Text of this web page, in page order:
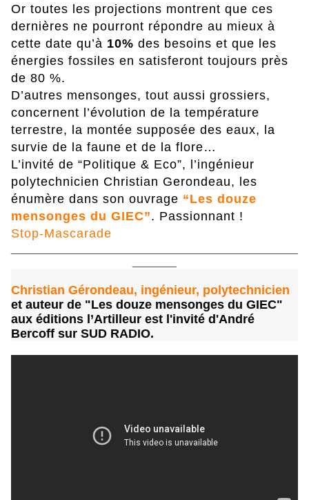
Or toutes les projections montrent que ces
dernières ne pourront répondre au mieux à
cette date qu’à 10% des besoins et que les
énergies fossiles en satisferont toujours près
de 80 %.
D’autres mensonges, tout aussi grossiers,
concernent l’évolution de la température
terrestre, la montée supposée des eaux, la
survie de la faune et de la flore…
L’invité de “Politique & Eco”, l’ingénieur
polytechnicien Christian Gerondeau, les
énumère dans son ouvrage “Les douze
mensonges du GIEC”. Passionnant !
Stop-Mascarade
Christian Gérondeau, ingénieur, polytechnicien
et auteur de "Les douze mensonges du GIEC"
aux éditions l’Artilleur est l'invité d'André
Bercoff sur SUD RADIO.